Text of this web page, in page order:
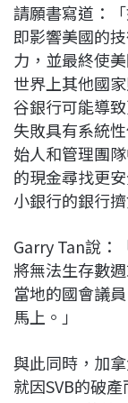
請願書寫道：
即影響美國的
力，並最終使
世界上其他國
谷銀行可能導
失敗具有系統
始人和管理團
的現金尋找更
小銀行的銀行擠
Garry Tan說：
將無法生存數
當地的國會議
馬上。」
與此同時，加
就因SVB的破